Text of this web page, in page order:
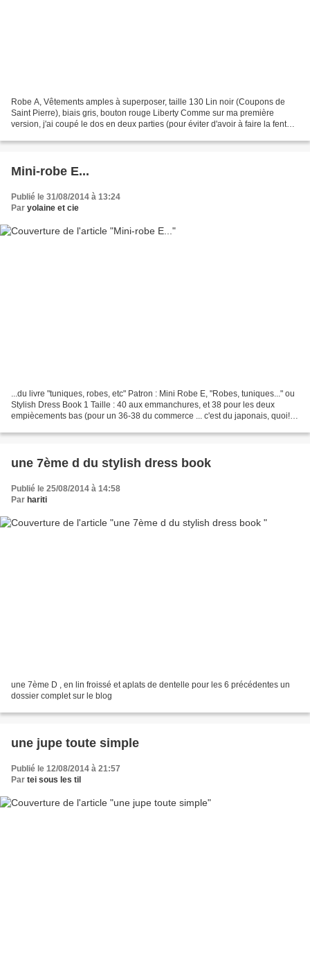
Robe A, Vêtements amples à superposer, taille 130 Lin noir (Coupons de
Saint Pierre), biais gris, bouton rouge Liberty Comme sur ma première
version, j'ai coupé le dos en deux parties (pour éviter d'avoir à faire la fente)
Mini-robe E...
Publié le 31/08/2014 à 13:24
Par yolaine et cie
...du livre "tuniques, robes, etc" Patron : Mini Robe E, "Robes, tuniques..." ou
Stylish Dress Book 1 Taille : 40 aux emmanchures, et 38 pour les deux
empiècements bas (pour un 36-38 du commerce ... c'est du japonais, quoi!)
une 7ème d du stylish dress book
Publié le 25/08/2014 à 14:58
Par hariti
une 7ème D , en lin froissé et aplats de dentelle pour les 6 précédentes un
dossier complet sur le blog
une jupe toute simple
Publié le 12/08/2014 à 21:57
Par tei sous les til